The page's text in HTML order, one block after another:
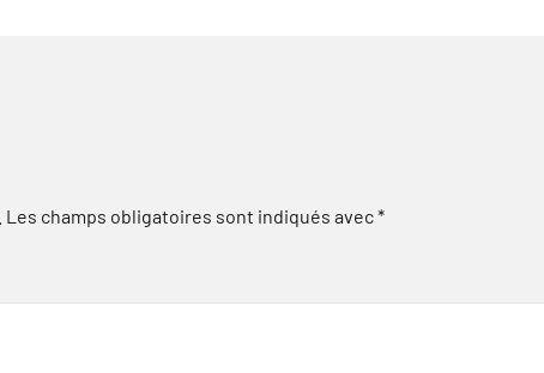
Les champs obligatoires sont indiqués avec*